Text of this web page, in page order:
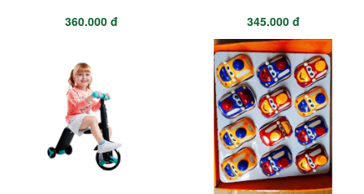
360.000 đ 345.000 đ